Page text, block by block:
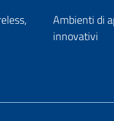
Ambienti di
innovativi